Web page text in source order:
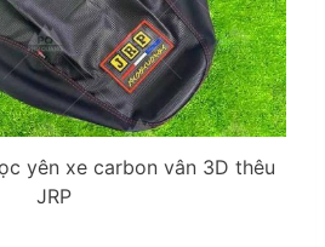
yên xe carbon vân 3D thêu
JRP